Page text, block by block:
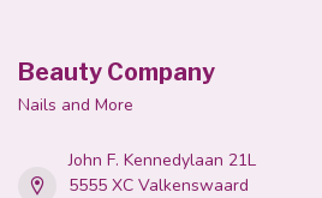
Beauty Company
Nails and More
John F. Kennedylaan 21L
5555 XC Valkenswaard